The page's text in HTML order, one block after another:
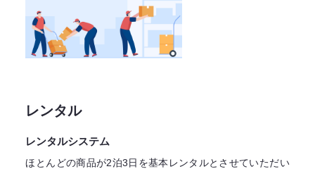
レンタル
レンタルシステム
ほとんどの商品が2泊3日を基本レンタルとさせていただい